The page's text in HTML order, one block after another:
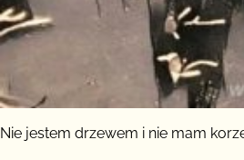
Nie jestem drzewem i nie mam